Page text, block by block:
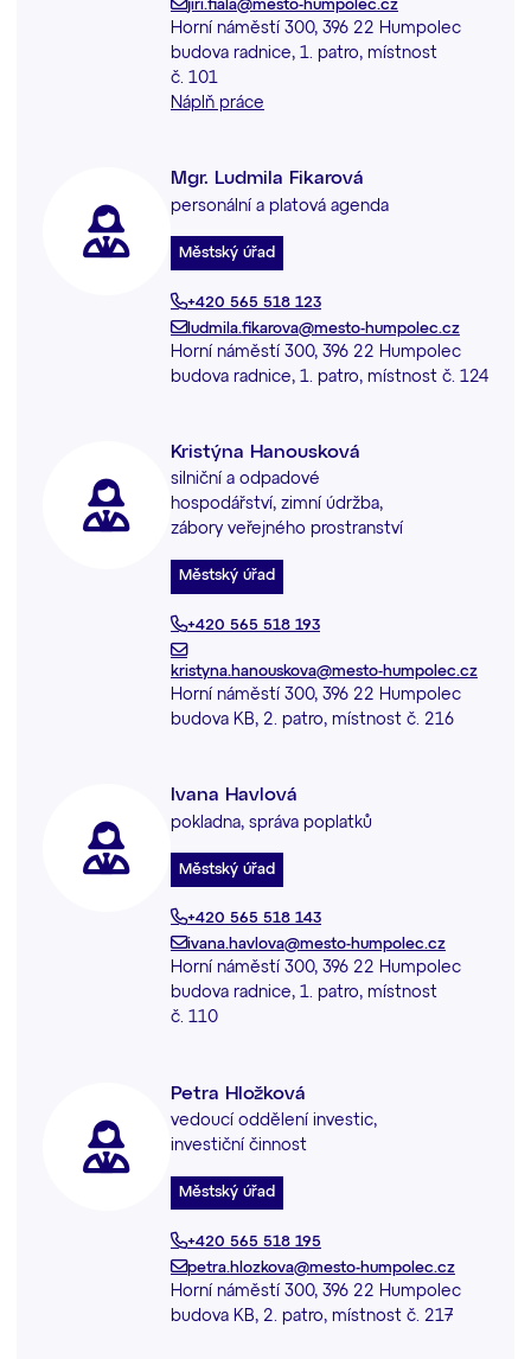
jiri.fiala@mesto-humpolec.cz
Horní náměstí 300, 396 22 Humpolec
budova radnice, 1. patro, místnost
č. 101
Náplň práce
Mgr. Ludmila Fikarová
personální a platová agenda
Městský úřad
+420 565 518 123
ludmila.fikarova@mesto-humpolec.cz
Horní náměstí 300, 396 22 Humpolec
budova radnice, 1. patro, místnost č. 124
Kristýna Hanousková
silniční a odpadové
hospodářství, zimní údržba,
zábory veřejného prostranství
Městský úřad
+420 565 518 193
kristyna.hanouskova@mesto-humpolec.cz
Horní náměstí 300, 396 22 Humpolec
budova KB, 2. patro, místnost č. 216
Ivana Havlová
pokladna, správa poplatků
Městský úřad
+420 565 518 143
ivana.havlova@mesto-humpolec.cz
Horní náměstí 300, 396 22 Humpolec
budova radnice, 1. patro, místnost
č. 110
Petra Hložková
vedoucí oddělení investic,
investiční činnost
Městský úřad
+420 565 518 195
petra.hlozkova@mesto-humpolec.cz
Horní náměstí 300, 396 22 Humpolec
budova KB, 2. patro, místnost č. 217